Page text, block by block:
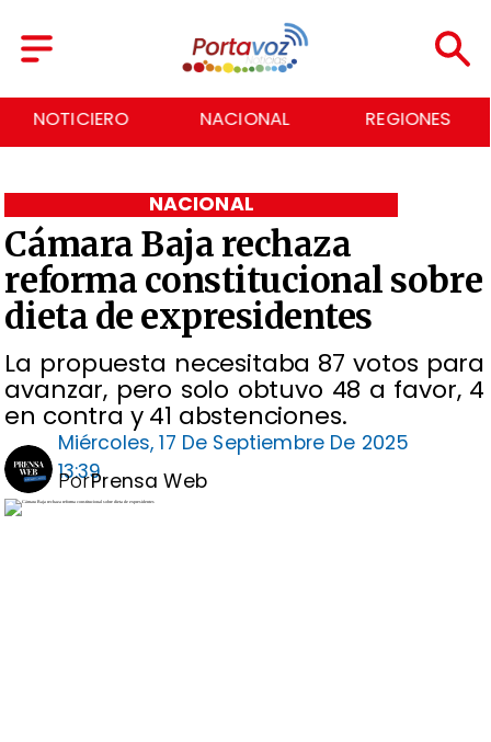
NACIONAL REGIONES ECONOMÍA
Cámara Baja rechaza
reforma constitucional sobre
dieta de expresidentes
La propuesta necesitaba 87 votos para
avanzar, pero solo obtuvo 48 a favor, 4
en contra y 41 abstenciones.
NACIONAL
Miércoles, 17 De Septiembre De 2025
13:39Prensa Web
Por